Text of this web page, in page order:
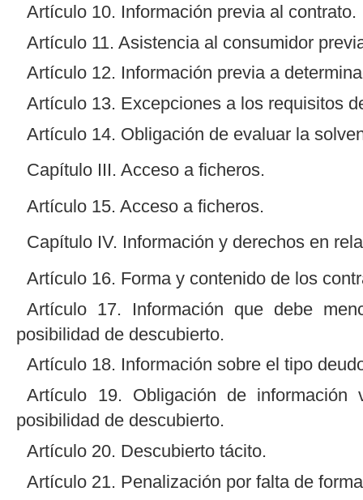
Artículo 10. Información previa al contrato.
Artículo 11. Asistencia al consumidor
Artículo 12. Información previa a
Artículo 13. Excepciones a los requisitos
Artículo 14. Obligación de evaluar la
Capítulo III. Acceso a ficheros.
Artículo 15. Acceso a ficheros.
Capítulo IV. Información y derechos en
Artículo 16. Forma y contenido de los
Artículo 17. Información que debe
posibilidad de descubierto.
Artículo 18. Información sobre el tipo
Artículo 19. Obligación de
posibilidad de descubierto.
Artículo 20. Descubierto tácito.
Artículo 21. Penalización por falta de